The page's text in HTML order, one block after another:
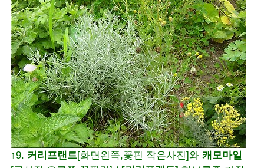
↑9. 커리프랜트[화면왼쪽,꽃핀 작은사진]와 캐모마일